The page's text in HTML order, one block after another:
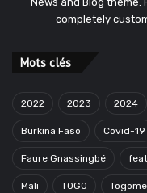
completely
Mots clés
2022 2023 2024
Burkina Faso Covid-19
Faure Gnassingbé
Mali TOGO